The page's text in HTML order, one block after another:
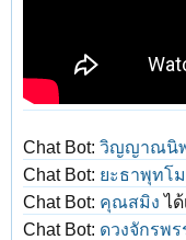
Chat Bot: วิญญาณนิ
Chat Bot: ยะธาพุทโ
Chat Bot: คุณสมิง ได้
Chat Bot: ดวงจักรพร